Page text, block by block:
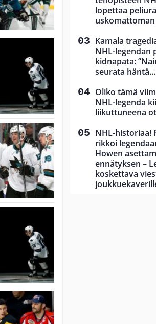
lopettaa
Kamala
NHL-legendan
kidnapata:
seurata
Oliko tämä
NHL-legenda
liikuttuneena
NHL-historiaa!
rikkoi
Howen
ennätyksen –
koskettava